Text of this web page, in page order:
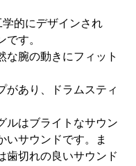
的にデザインされ
す。
な腕の動きにフィット
があり、ドラムスティ
ルはブライトなサウン
いサウンドです。ま
歯切れの良いサウンド